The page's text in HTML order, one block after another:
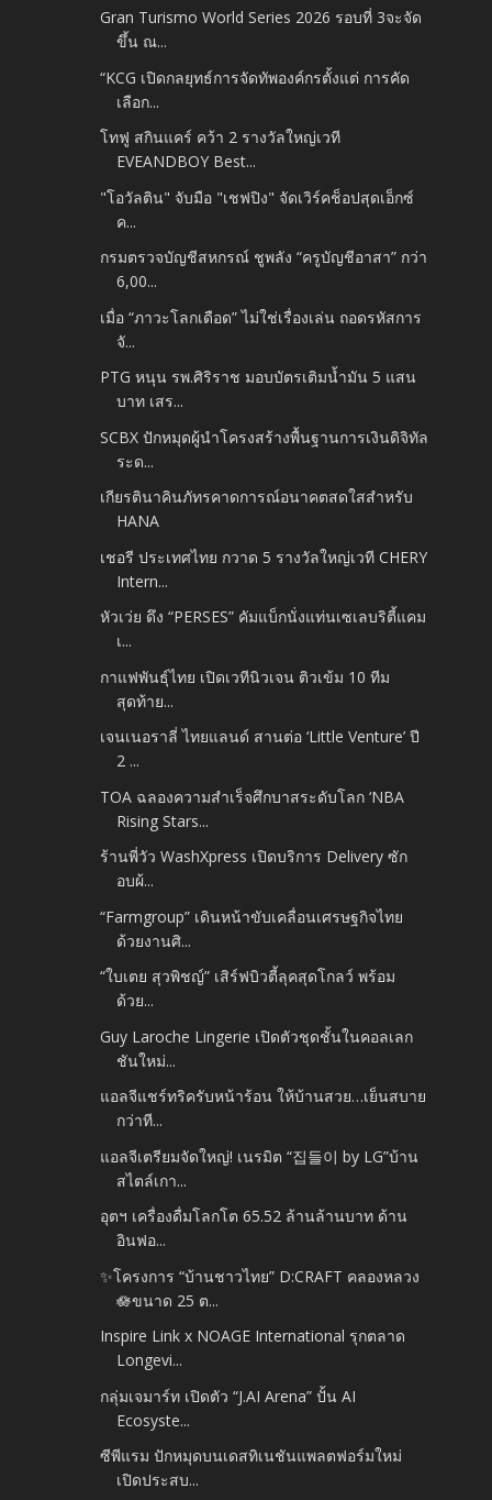
Gran Turismo World Series 2026 รอบที่ 3จะจัด
ขึ้น ณ...
“KCG เปิดกลยุทธ์การจัดทัพองค์กรตั้งแต่ การคัด
เลือก...
โทฟู สกินแคร์ คว้า 2 รางวัลใหญ่เวที
EVEANDBOY Best...
"โอวัลติน" จับมือ "เชฟปิง" จัดเวิร์คช็อปสุดเอ็กซ์
ค...
กรมตรวจบัญชีสหกรณ์ ชูพลัง “ครูบัญชีอาสา” กว่า
6,00...
เมื่อ “ภาวะโลกเดือด” ไม่ใช่เรื่องเล่น ถอดรหัสการ
จั...
PTG หนุน รพ.ศิริราช มอบบัตรเติมน้ำมัน 5 แสน
บาท เสร...
SCBX ปักหมุดผู้นำโครงสร้างพื้นฐานการเงินดิจิทัล
ระด...
เกียรตินาคินภัทรคาดการณ์อนาคตสดใสสำหรับ
HANA
เชอรี ประเทศไทย กวาด 5 รางวัลใหญ่เวที CHERY
Intern...
หัวเว่ย ดึง “PERSES” คัมแบ็กนั่งแท่นเซเลบริตี้แคม
เ...
กาแฟพันธุ์ไทย เปิดเวทีนิวเจน ติวเข้ม 10 ทีม
สุดท้าย...
เจนเนอราลี่ ไทยแลนด์ สานต่อ ‘Little Venture’ ปี
2 ...
TOA ฉลองความสำเร็จศึกบาสระดับโลก ‘NBA
Rising Stars...
ร้านพี่วัว WashXpress เปิดบริการ Delivery ซัก
อบผ้...
“Farmgroup” เดินหน้าขับเคลื่อนเศรษฐกิจไทย
ด้วยงานศิ...
“ใบเตย สุวพิชญ์” เสิร์ฟบิวตี้ลุคสุดโกลว์ พร้อม
ด้วย...
Guy Laroche Lingerie เปิดตัวชุดชั้นในคอลเลก
ชันใหม่...
แอลจีแชร์ทริครับหน้าร้อน ให้บ้านสวย…เย็นสบาย
กว่าที...
แอลจีเตรียมจัดใหญ่! เนรมิต “집들이 by LG”บ้าน
สไตล์เกา...
อุตฯ เครื่องดื่มโลกโต 65.52 ล้านล้านบาท ด้าน
อินฟอ...
✨โครงการ “บ้านชาวไทย” D:CRAFT คลองหลวง
🪷ขนาด 25 ต...
Inspire Link x NOAGE International รุกตลาด
Longevi...
กลุ่มเจมาร์ท เปิดตัว “J.AI Arena” ปั้น AI
Ecosyste...
ซีพีแรม ปักหมุดบนเดสทิเนชันแพลตฟอร์มใหม่
เปิดประสบ...